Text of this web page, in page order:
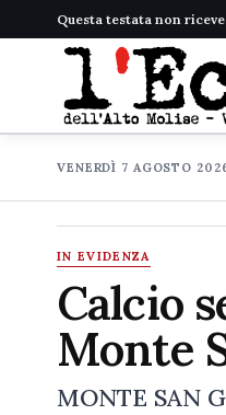
Questa testata non
VENERDÌ 7 AGOSTO
IN EVIDENZA
Calcio
Monte
MONTE SAN